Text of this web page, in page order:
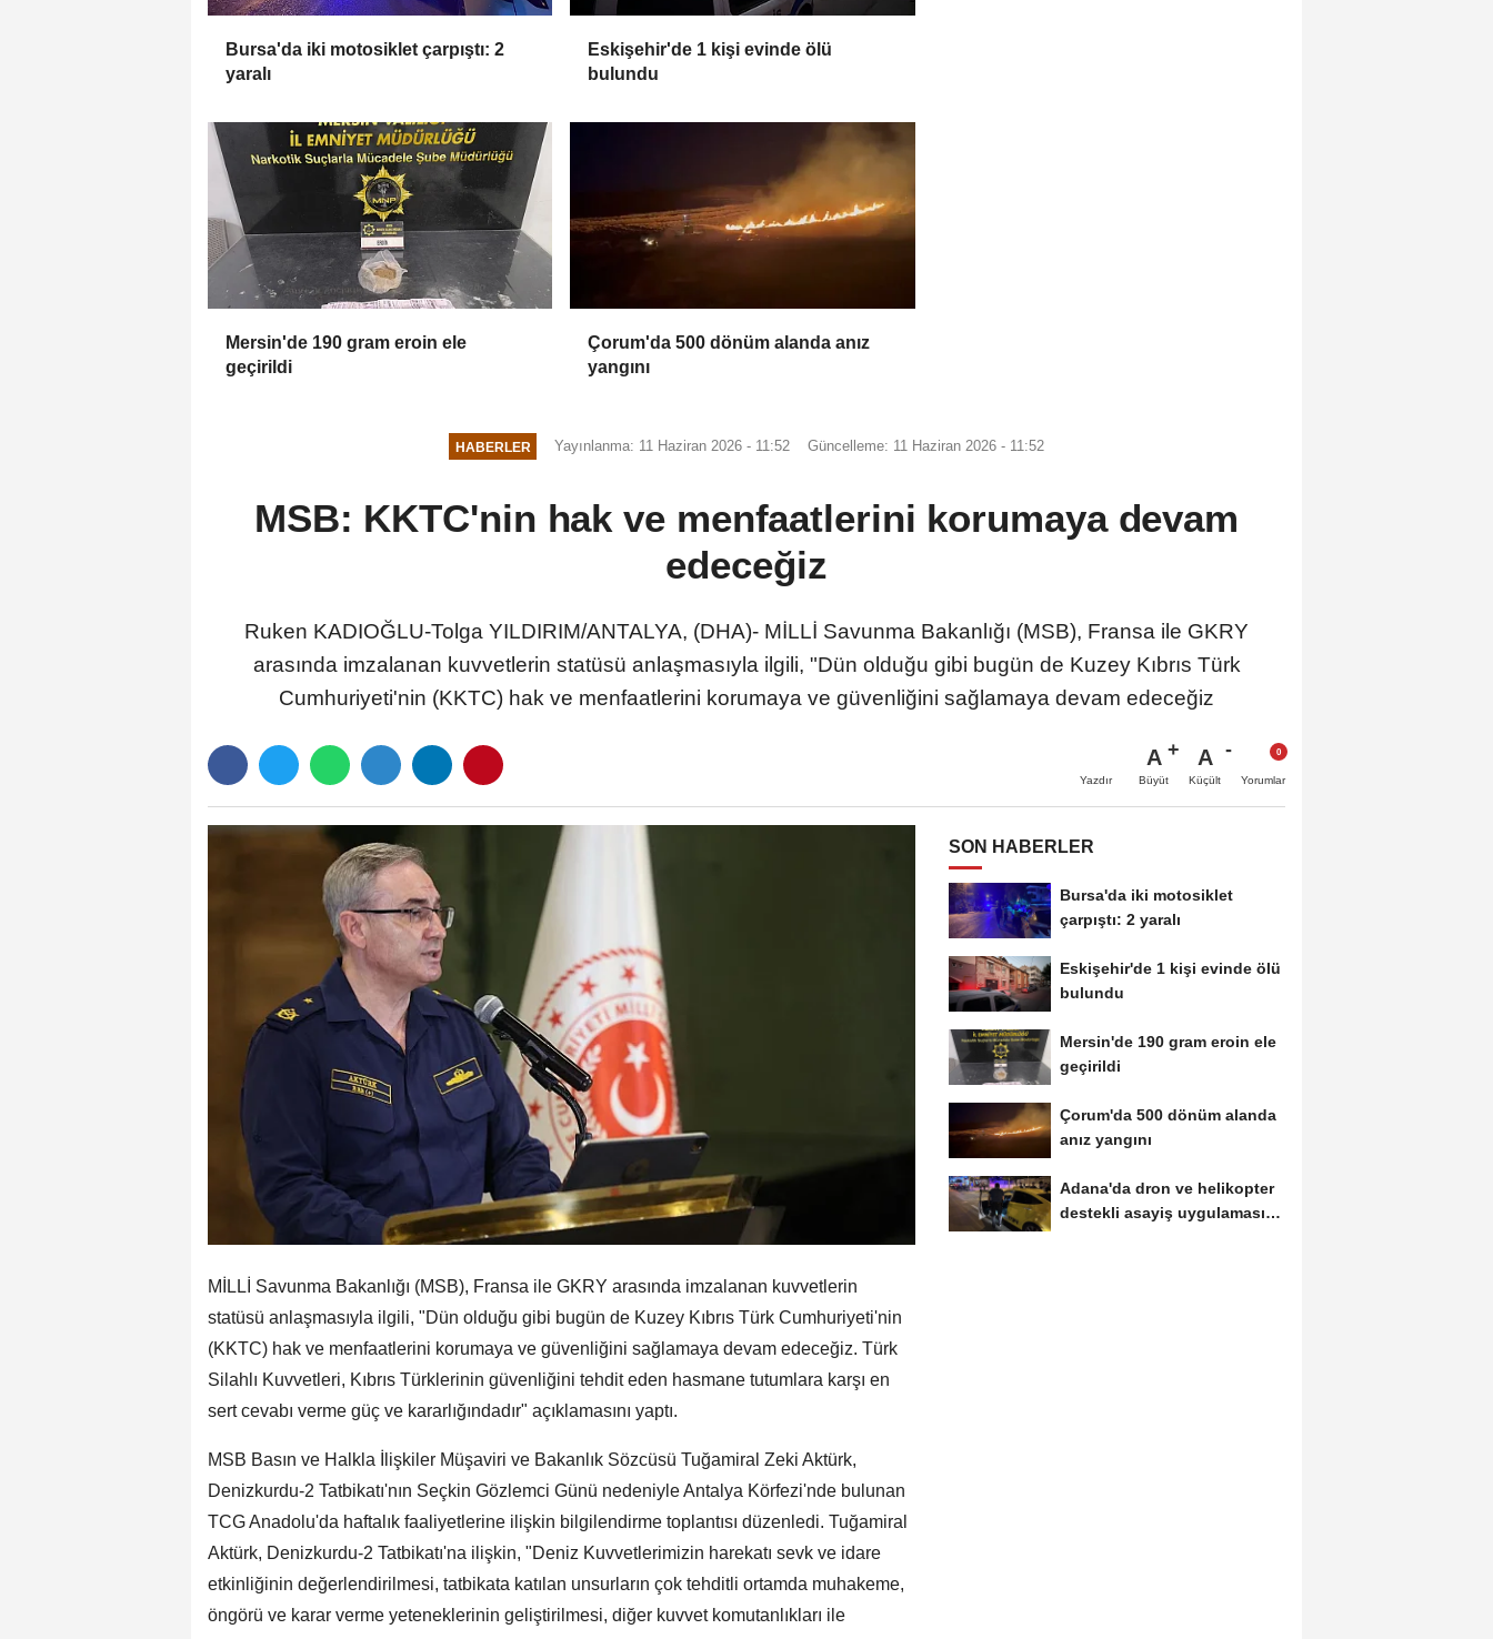
Bursa'da iki motosiklet çarpıştı: 2
yaralı
Eskişehir'de 1 kişi evinde ölü
bulundu
Mersin'de 190 gram eroin ele
geçirildi
Çorum'da 500 dönüm alanda anız
yangını
HABERLER Yayınlanma: 11 Haziran 2026 - 11:52 Güncelleme: 11 Haziran 2026 - 11:52
MSB: KKTC'nin hak ve menfaatlerini korumaya devam
edeceğiz
Ruken KADIOĞLU-Tolga YILDIRIM/ANTALYA, (DHA)- MİLLİ Savunma Bakanlığı (MSB), Fransa ile GKRY
arasında imzalanan kuvvetlerin statüsü anlaşmasıyla ilgili, "Dün olduğu gibi bugün de Kuzey Kıbrıs Türk
Cumhuriyeti'nin (KKTC) hak ve menfaatlerini korumaya ve güvenliğini sağlamaya devam edeceğiz
Yazdır
A
Büyüt
A
Küçült Yorumlar
MİLLİ Savunma Bakanlığı (MSB), Fransa ile GKRY arasında imzalanan kuvvetlerin
statüsü anlaşmasıyla ilgili, "Dün olduğu gibi bugün de Kuzey Kıbrıs Türk Cumhuriyeti'nin
(KKTC) hak ve menfaatlerini korumaya ve güvenliğini sağlamaya devam edeceğiz. Türk
Silahlı Kuvvetleri, Kıbrıs Türklerinin güvenliğini tehdit eden hasmane tutumlara karşı en
sert cevabı verme güç ve kararlığındadır" açıklamasını yaptı.
MSB Basın ve Halkla İlişkiler Müşaviri ve Bakanlık Sözcüsü Tuğamiral Zeki Aktürk,
Denizkurdu-2 Tatbikatı'nın Seçkin Gözlemci Günü nedeniyle Antalya Körfezi'nde bulunan
TCG Anadolu'da haftalık faaliyetlerine ilişkin bilgilendirme toplantısı düzenledi. Tuğamiral
Aktürk, Denizkurdu-2 Tatbikatı'na ilişkin, "Deniz Kuvvetlerimizin harekatı sevk ve idare
etkinliğinin değerlendirilmesi, tatbikata katılan unsurların çok tehditli ortamda muhakeme,
öngörü ve karar verme yeteneklerinin geliştirilmesi, diğer kuvvet komutanlıkları ile
SON HABERLER
Bursa'da iki motosiklet
çarpıştı: 2 yaralı
Eskişehir'de 1 kişi evinde ölü
bulundu
Mersin'de 190 gram eroin ele
geçirildi
Çorum'da 500 dönüm alanda
anız yangını
Adana'da dron ve helikopter
destekli asayiş uygulaması;